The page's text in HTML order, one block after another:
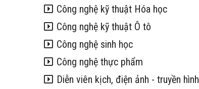
Công nghệ kỹ thuật Hóa học
Công nghệ kỹ thuật Ô tô
Công nghệ sinh học
Công nghệ thực phẩm
Diễn viên kịch, điện ảnh - truyền hình